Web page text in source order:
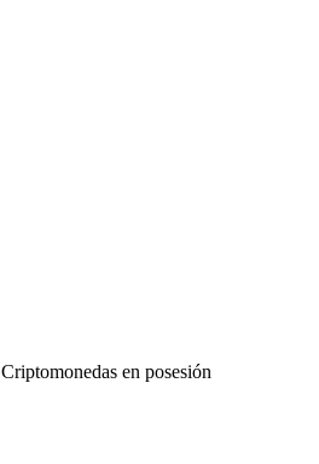
Criptomonedas en posesión